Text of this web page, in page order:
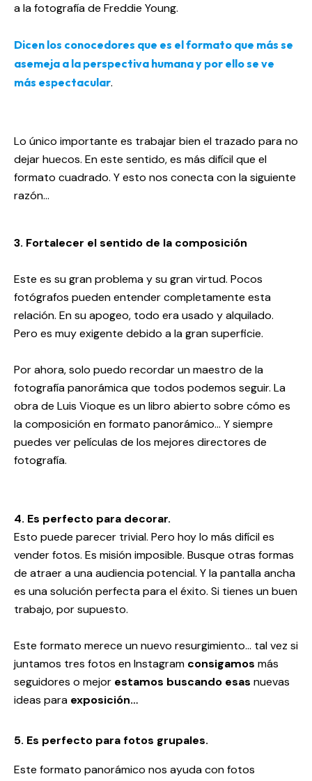
a la fotografía de Freddie Young.
Dicen los conocedores que es el formato que más se
asemeja a la perspectiva humana y por ello se ve
más espectacular.
Lo único importante es trabajar bien el trazado para no
dejar huecos. En este sentido, es más difícil que el
formato cuadrado. Y esto nos conecta con la siguiente
razón…
3. Fortalecer el sentido de la composición
Este es su gran problema y su gran virtud. Pocos
fotógrafos pueden entender completamente esta
relación. En su apogeo, todo era usado y alquilado.
Pero es muy exigente debido a la gran superficie.
Por ahora, solo puedo recordar un maestro de la
fotografía panorámica que todos podemos seguir. La
obra de Luis Vioque es un libro abierto sobre cómo es
la composición en formato panorámico… Y siempre
puedes ver películas de los mejores directores de
fotografía.
4. Es perfecto para decorar.
Esto puede parecer trivial. Pero hoy lo más difícil es
vender fotos. Es misión imposible. Busque otras formas
de atraer a una audiencia potencial. Y la pantalla ancha
es una solución perfecta para el éxito. Si tienes un buen
trabajo, por supuesto.
Este formato merece un nuevo resurgimiento… tal vez si
juntamos tres fotos en Instagram consigamos más
seguidores o mejor estamos buscando esas nuevas
ideas para exposición…
5. Es perfecto para fotos grupales.
Este formato panorámico nos ayuda con fotos